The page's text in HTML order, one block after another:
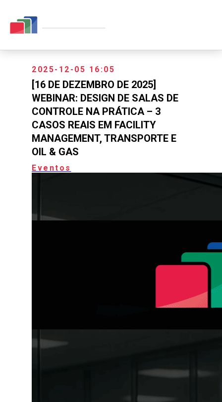
2025-12-05 16:05
[16 DE DEZEMBRO DE 2025]
WEBINAR: DESIGN DE SALAS DE
CONTROLE NA PRÁTICA – 3
CASOS REAIS EM FACILITY
MANAGEMENT, TRANSPORTE E
OIL & GAS
Eventos